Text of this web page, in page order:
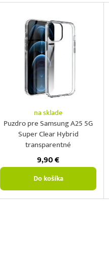
na sklade
Puzdro pre Samsung A25 5G
Super Clear Hybrid
transparentné
9,90€
Do košíka